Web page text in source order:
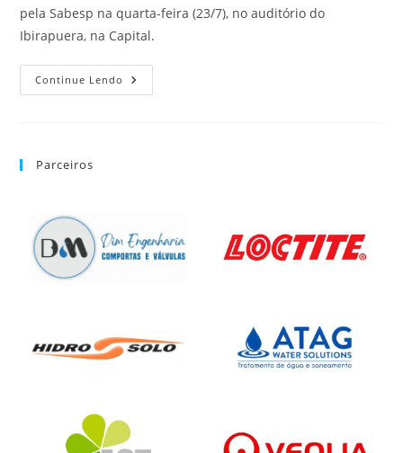
pela Sabesp na quarta-feira (23/7), no auditório do
Ibirapuera, na Capital.
Continue Lendo
Parceiros